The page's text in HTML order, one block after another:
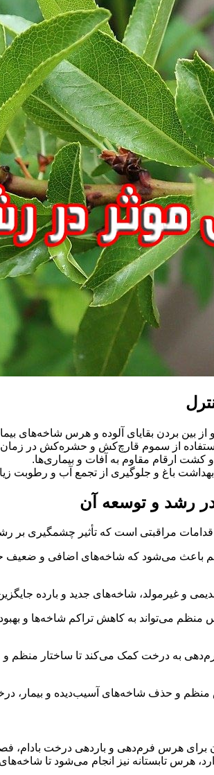
بین بردن بقایای آلوده و هرس شاخه‌های
از سموم قارچ‌کش و حشره‌کش در
و کشت ارقام مقاوم به آفات و بیماری‌ها.
باغ و جلوگیری از تجمع آب و رطوبت
در رشد و توسعه آن
مراقبتی است که تأثیر چشمگیری بر
می‌شود که شاخه‌های اضافی و ضعیف
و غیرمولد، شاخه‌های جدید و بارده
منظم می‌تواند به کاهش تراکم شاخه‌ها و
به درخت کمک می‌کند تا ساختار منظم و
و حذف شاخه‌های آسیب‌دیده و بیمار،
برای هرس فرم‌دهی و باردهی درخت
هرس تابستانه نیز انجام می‌شود تا